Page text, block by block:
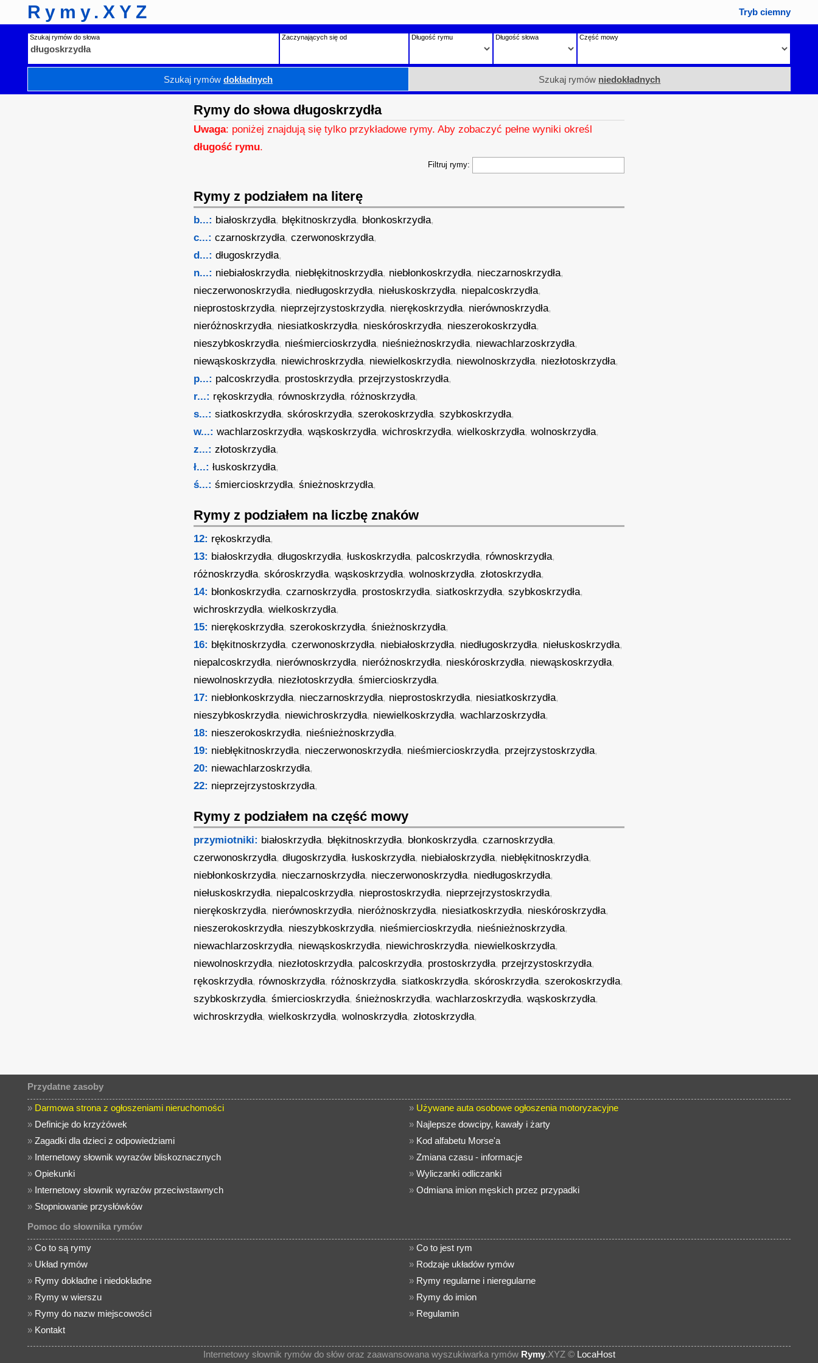
Rymy.XYZ Tryb ciemny
Szukaj rymów do słowa Zaczynających się od Długość rymu Długość słowa Część mowy
Szukaj rymówdokładnych Szukaj rymów niedokładnych
Rymy do słowa długoskrzydła
Uwaga: poniżej znajdują się tylko przykładowe rymy. Aby zobaczyć pełne wyniki określ
długość rymu.
Filtruj rymy:
Rymy z podziałem na literę
b...: białoskrzydła, błękitnoskrzydła, błonkoskrzydła,
c...: czarnoskrzydła,czerwonoskrzydła,
d...: długoskrzydła,
n...: niebiałoskrzydła, niebłękitnoskrzydła, niebłonkoskrzydła, nieczarnoskrzydła,
nieczerwonoskrzydła, niedługoskrzydła, niełuskoskrzydła, niepalcoskrzydła,
nieprostoskrzydła, nieprzejrzystoskrzydła, nierękoskrzydła, nierównoskrzydła,
nieróżnoskrzydła, niesiatkoskrzydła, nieskóroskrzydła, nieszerokoskrzydła,
nieszybkoskrzydła, nieśmiercioskrzydła, nieśnieżnoskrzydła, niewachlarzoskrzydła,
niewąskoskrzydła, niewichroskrzydła, niewielkoskrzydła, niewolnoskrzydła, niezłotoskrzydła,
p...: palcoskrzydła, prostoskrzydła, przejrzystoskrzydła,
r...: rękoskrzydła, równoskrzydła, różnoskrzydła,
s...: siatkoskrzydła,skóroskrzydła,szerokoskrzydła,szybkoskrzydła,
w...: wachlarzoskrzydła,wąskoskrzydła,wichroskrzydła,wielkoskrzydła,wolnoskrzydła,
z...: złotoskrzydła,
ł...: łuskoskrzydła,
ś...: śmiercioskrzydła,śnieżnoskrzydła,
Rymy z podziałem na liczbę znaków
12: rękoskrzydła,
13: białoskrzydła,długoskrzydła,łuskoskrzydła, palcoskrzydła, równoskrzydła,
różnoskrzydła,skóroskrzydła,wąskoskrzydła,wolnoskrzydła,złotoskrzydła,
14: błonkoskrzydła,czarnoskrzydła, prostoskrzydła,siatkoskrzydła,szybkoskrzydła,
wichroskrzydła,wielkoskrzydła,
15: nierękoskrzydła,szerokoskrzydła,śnieżnoskrzydła,
16: błękitnoskrzydła,czerwonoskrzydła, niebiałoskrzydła, niedługoskrzydła, niełuskoskrzydła,
niepalcoskrzydła, nierównoskrzydła, nieróżnoskrzydła, nieskóroskrzydła, niewąskoskrzydła,
niewolnoskrzydła, niezłotoskrzydła,śmiercioskrzydła,
17: niebłonkoskrzydła, nieczarnoskrzydła, nieprostoskrzydła, niesiatkoskrzydła,
nieszybkoskrzydła, niewichroskrzydła, niewielkoskrzydła,wachlarzoskrzydła,
18: nieszerokoskrzydła, nieśnieżnoskrzydła,
19: niebłękitnoskrzydła, nieczerwonoskrzydła, nieśmiercioskrzydła, przejrzystoskrzydła,
20: niewachlarzoskrzydła,
22: nieprzejrzystoskrzydła,
Rymy z podziałem na część mowy
przymiotniki: białoskrzydła, błękitnoskrzydła, błonkoskrzydła,czarnoskrzydła,
czerwonoskrzydła,długoskrzydła,łuskoskrzydła, niebiałoskrzydła, niebłękitnoskrzydła,
niebłonkoskrzydła, nieczarnoskrzydła, nieczerwonoskrzydła, niedługoskrzydła,
niełuskoskrzydła, niepalcoskrzydła, nieprostoskrzydła, nieprzejrzystoskrzydła,
nierękoskrzydła, nierównoskrzydła, nieróżnoskrzydła, niesiatkoskrzydła, nieskóroskrzydła,
nieszerokoskrzydła, nieszybkoskrzydła, nieśmiercioskrzydła, nieśnieżnoskrzydła,
niewachlarzoskrzydła, niewąskoskrzydła, niewichroskrzydła, niewielkoskrzydła,
niewolnoskrzydła, niezłotoskrzydła, palcoskrzydła, prostoskrzydła, przejrzystoskrzydła,
rękoskrzydła, równoskrzydła, różnoskrzydła,siatkoskrzydła,skóroskrzydła,szerokoskrzydła,
szybkoskrzydła,śmiercioskrzydła,śnieżnoskrzydła,wachlarzoskrzydła,wąskoskrzydła,
wichroskrzydła,wielkoskrzydła,wolnoskrzydła,złotoskrzydła,
Przydatne zasoby
» Darmowa strona z ogłoszeniami nieruchomości » Używane auta osobowe ogłoszenia motoryzacyjne
» Definicje do krzyżówek » Najlepsze dowcipy, kawały i żarty
»Zagadki dla dzieci z odpowiedziami » Kod alfabetu Morse'a
» Internetowy słownik wyrazów bliskoznacznych » Zmiana czasu - informacje
»Opiekunki » Wyliczanki odliczanki
» Internetowy słownik wyrazów przeciwstawnych » Odmiana imion męskich przez przypadki
» Stopniowanie przysłówków
Pomoc do słownika rymów
»Co to są rymy » Co to jest rym
» Układ rymów » Rodzaje układów rymów
» Rymy dokładne i niedokładne » Rymy regularne i nieregularne
» Rymy w wierszu » Rymy do imion
» Rymy do nazw miejscowości » Regulamin
» Kontakt
Internetowy słownik rymów do słów oraz zaawansowana wyszukiwarka rymów Rymy.XYZ © LocaHost